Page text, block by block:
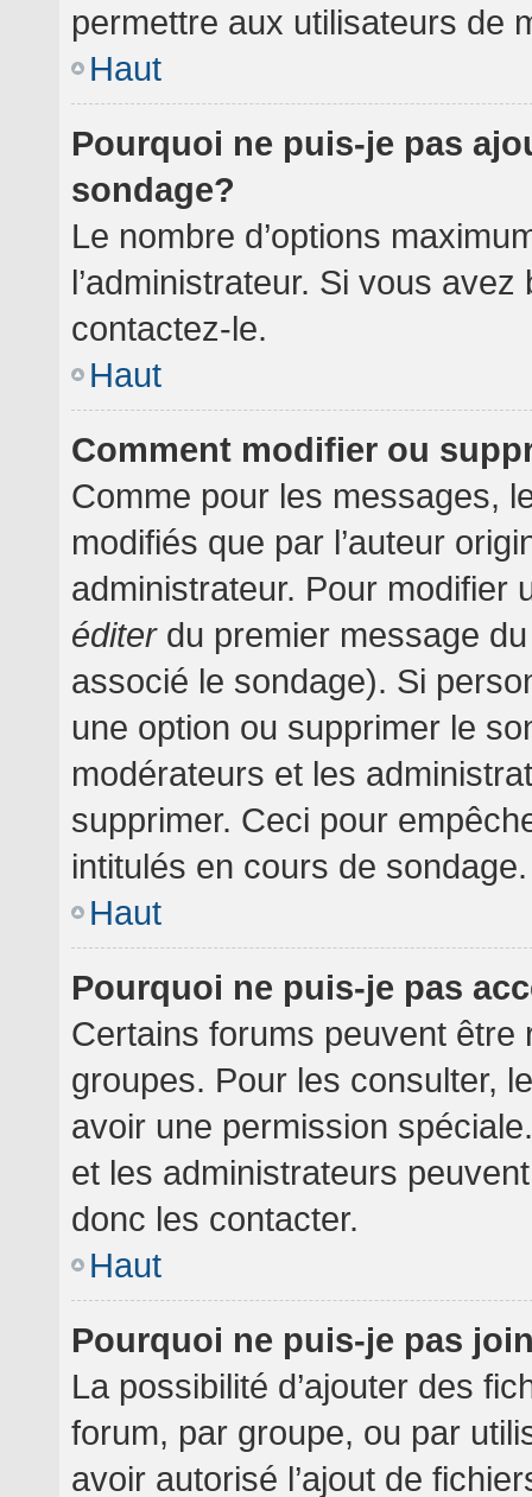
permettre aux utilisateurs de
Haut
Pourquoi ne puis-je pas
sondage?
Le nombre d’options
l’administrateur. Si vous
contactez-le.
Haut
Comment modifier ou
Comme pour les messages,
modifiés que par l’auteur
administrateur. Pour modifier
éditerdu premier message
associé le sondage). Si
une option ou supprimer le
modérateurs et les
supprimer. Ceci pour
intitulés en cours de sondage.
Haut
Pourquoi ne puis-je pas
Certains forums peuvent
groupes. Pour les consulter,
avoir une permission
et les administrateurs
donc les contacter.
Haut
Pourquoi ne puis-je pas
La possibilité d’ajouter des
forum, par groupe, ou par
avoir autorisé l’ajout de